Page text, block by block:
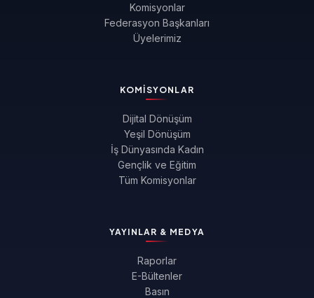
Komisyonlar
Federasyon Başkanları
Üyelerimiz
KOMISYONLAR
Dijital Dönüşüm
Yeşil Dönüşüm
İş Dünyasında Kadın
Gençlik ve Eğitim
Tüm Komisyonlar
YAYINLAR & MEDYA
Raporlar
E-Bültenler
Basın